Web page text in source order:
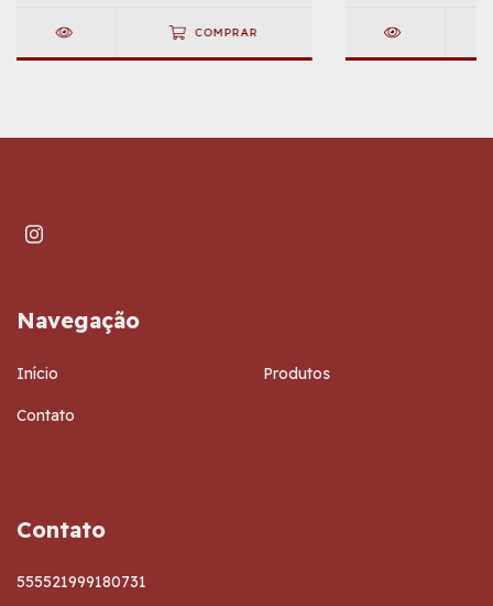
COMPRAR
Navegação
Início Produtos
Contato
Contato
555521999180731